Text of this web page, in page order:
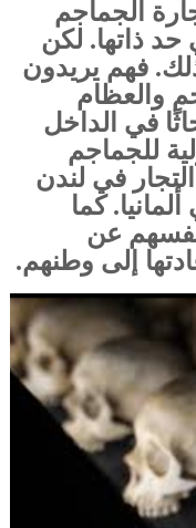
الجماجم
ذاتها. لكن
ذلك. فهم يريدون
والعظام
في الداخل
للجماجم
التجار في لندن
كما
عن
إلى وطنهم.